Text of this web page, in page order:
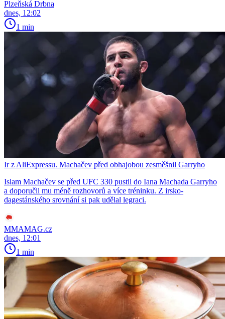
Plzeňská Drbna
dnes, 12:02
1 min
Ir z AliExpressu. Machačev před obhajobou zesměšnil Garryho
Islam Machačev se před UFC 330 pustil do Iana Machada Garryho
a doporučil mu méně rozhovorů a více tréninku. Z irsko-
dagestánského srovnání si pak udělal legraci.
MMAMAG.cz
dnes, 12:01
1 min